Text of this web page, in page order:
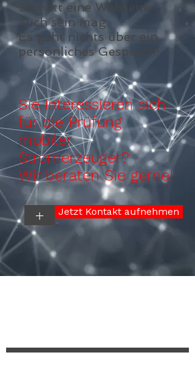
So nett eine Webseite
auch sein mag.
Es geht nichts über ein
persönliches Gespräch!
Sie interessieren sich
für die Prüfung
mobiler
Stromerzeuger?
Wir beraten Sie gerne!
+ Jetzt Kontakt aufnehmen